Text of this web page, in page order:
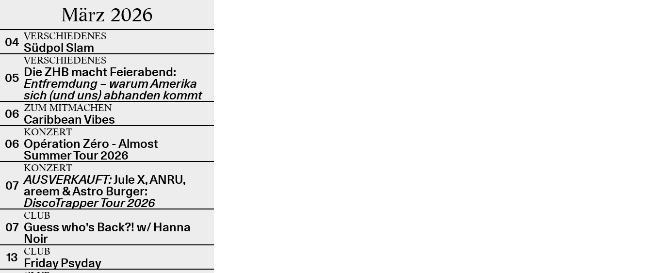
März 2026
04 VERSCHIEDENES
Südpol Slam
05
VERSCHIEDENES
Die ZHB macht Feierabend:
Entfremdung – warum Amerika
sich (und uns) abhanden kommt
06 ZUM MITMACHEN
Caribbean Vibes
06
KONZERT
Opération Zéro - Almost
Summer Tour 2026
07
KONZERT
AUSVERKAUFT:Jule X, ANRU,
areem & Astro Burger:
DiscoTrapper Tour 2026
07
CLUB
Guess who's Back?! w/ Hanna
Noir
13 CLUB
Friday Psyday